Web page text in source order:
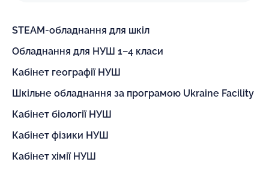
STEAM-обладнання для шкіл
Обладнання для НУШ 1–4 класи
Кабінет географії НУШ
Шкільне обладнання за програмою Ukraine Facility
Кабінет біології НУШ
Кабінет фізики НУШ
Кабінет хімії НУШ